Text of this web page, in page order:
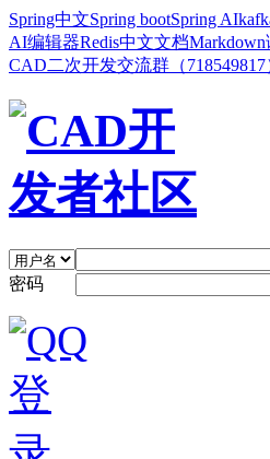
Spring中文Spring bootSpring AI
AI编辑器Redis中文文档
CAD二次开发交流群（718549817
密码